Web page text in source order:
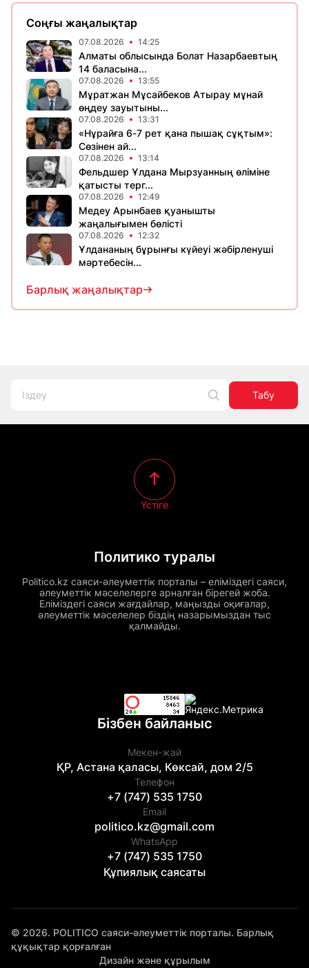
Соңғы жаңалықтар
07.08.2026 14:25
Алматы облысында Болат Назарбаевтың
14 баласына...
07.08.2026 13:55
Мұратжан Мұсайбеков Атырау мұнай
өңдеу зауытыны...
07.08.2026 13:31
«Нұрайға 6-7 рет қана пышақ сұқтым»:
Сөзінен ай...
07.08.2026 13:14
Фельдшер Ұлдана Мырзуанның өліміне
қатысты терг...
07.08.2026 12:49
Медеу Арынбаев қуанышты
жаңалығымен бөлісті
07.08.2026 12:32
Ұлдананың бұрынғы күйеуі жәбірленуші
мәртебесін...
Барлық жаңалықтар
Табу
Политико туралы
Politico.kz саяси-әлеуметтік порталы – еліміздегі саяси,
әлеуметтік мәселелерге арналған бірегей жоба.
Еліміздегі саяси жағдайлар, маңызды оқиғалар,
әлеуметтік мәселелер біздің назарымыздан тыс
қалмайды.
Үстіге
Бізбен байланыс
Мекен-жай
ҚР, Астана қаласы, Көксай, дом 2/5
Телефон
+7 (747) 535 1750
Email
politico.kz@gmail.com
WhatsApp
+7 (747) 535 1750
Құпиялық саясаты
© 2026. POLITICO саяси-әлеуметтік порталы. Барлық
құқықтар қорғалған
Дизайн және құрылым